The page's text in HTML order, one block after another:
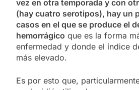
vez en otra temporada y con
(hay cuatro serotipos), hay un
casos en el que se produce el
hemorrágico que es la forma
enfermedad y donde el índice
más elevado.
Es por esto que,